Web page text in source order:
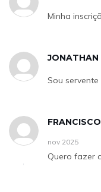
Minha
JONATHAN
Sou
nov 2025
Quero fazer